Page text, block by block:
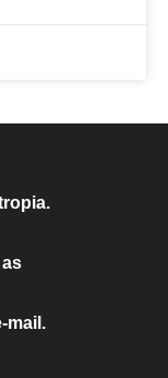
mail.